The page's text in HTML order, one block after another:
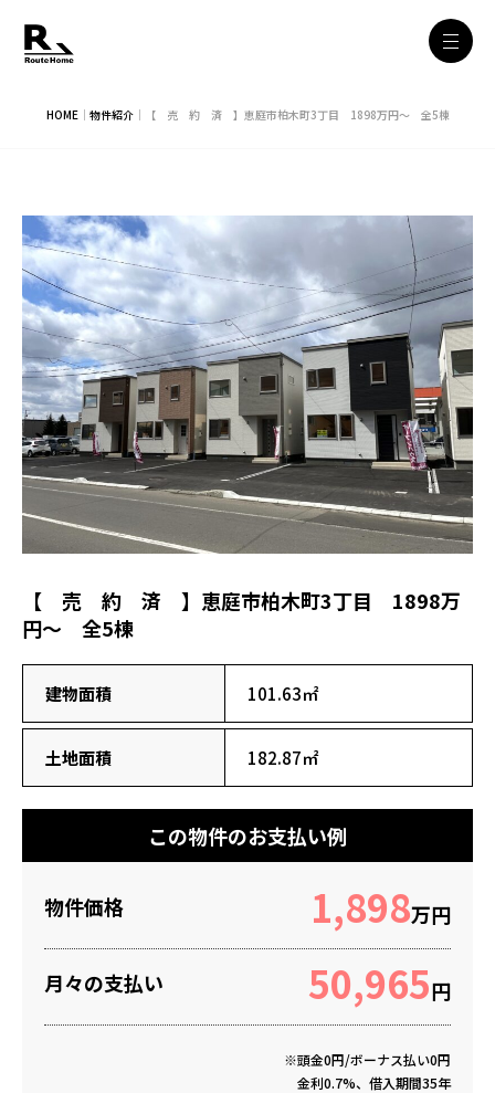
HOME｜ 物件紹介｜ 【 売 約 済 】恵庭市柏木町3丁目 1898万円～ 全5棟
【 売 約 済 】恵庭市柏木町3丁目 1898万
円～ 全5棟
建物面積 101.63㎡
土地面積 182.87㎡
この物件のお支払い例
物件価格 1,898万円
月々の支払い 50,965円
※頭金0円/ボーナス払い0円
金利0.7%、借入期間35年